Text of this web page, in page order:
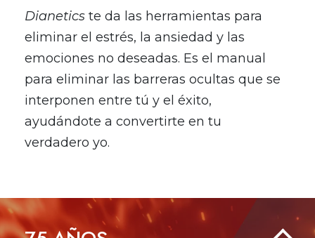
Dianetics te da las herramientas para
eliminar el estrés, la ansiedad y las
emociones no deseadas. Es el manual
para eliminar las barreras ocultas que se
interponen entre tú y el éxito,
ayudándote a convertirte en tu
verdadero yo.